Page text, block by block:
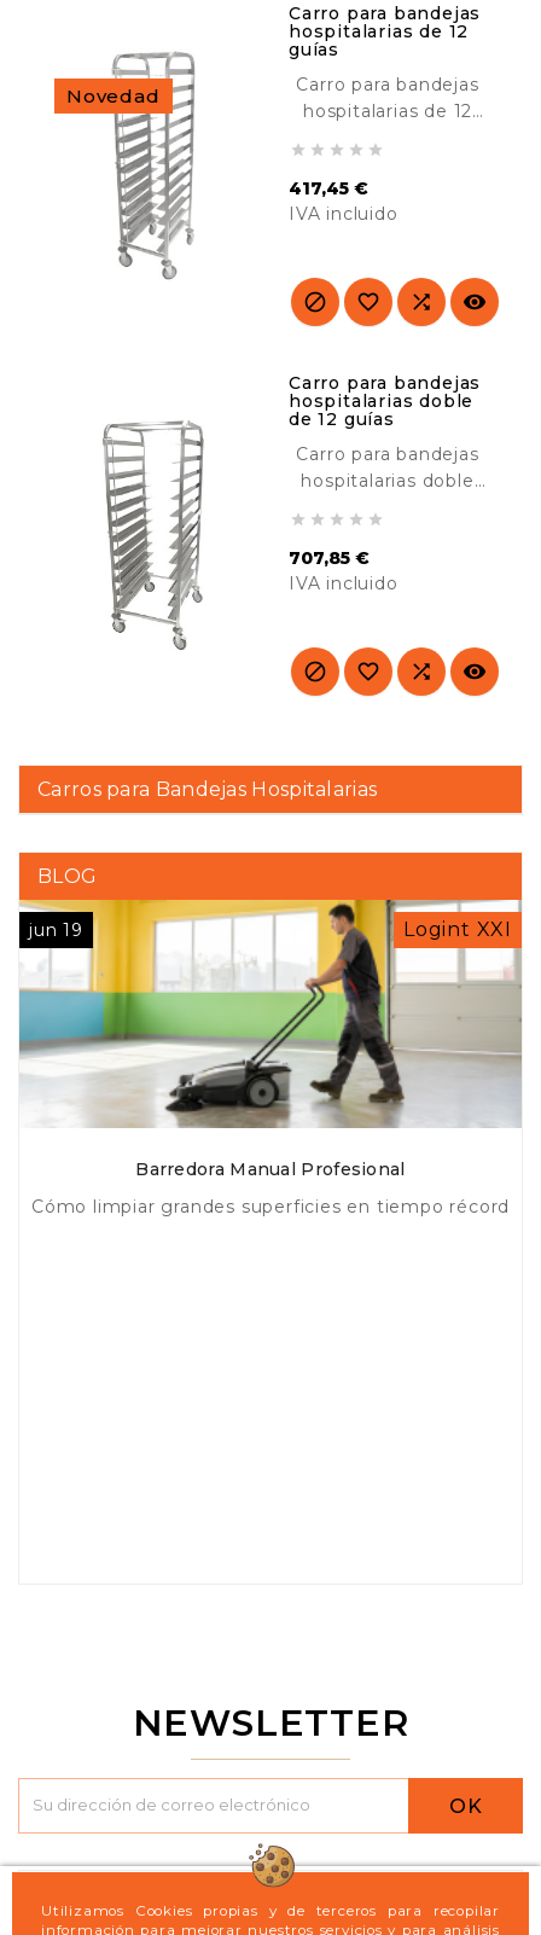
Utilizamos Cookies propias y de terceros para recopilar
información para mejorar nuestros servicios y para análisis
Novedad
Carro para bandejas
hospitalarias de 12
guías
Carro para bandejas
hospitalarias de 12
almacenaje de
bandejas isotérmicas
residencias.
    
417,45 €
IVA incluido
   
Carro para bandejas
hospitalarias doble
de 12 guías
Carro para bandejas
hospitalarias doble
almacenaje de
bandejas isotérmicas
residencias.
    
707,85 €
IVA incluido
   
Carros para Bandejas Hospitalarias
BLOG
jun 19 Logint XXI
Barredora Manual Profesional
Cómo limpiar grandes superficies en tiempo récord
NEWSLETTER
OK